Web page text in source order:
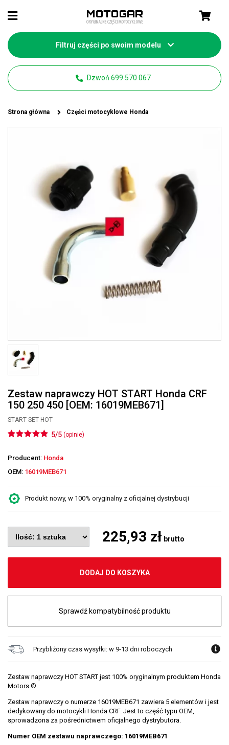
Filtruj części po swoim modelu
Dzwoń 699 570 067
Strona główna Części motocyklowe Honda
Zestaw naprawczy HOT START Honda CRF
150 250 450 [OEM: 16019MEB671]
START SET HOT
5/5 (opinie)
Producent: Honda
OEM: 16019MEB671
Produkt nowy, w 100% oryginalny z oficjalnej dystrybucji
225,93 zł brutto
DODAJ DO KOSZYKA
Sprawdź kompatybilność produktu
Przybliżony czas wysyłki: w 9-13 dni roboczych
Zestaw naprawczy HOT START jest 100% oryginalnym produktem Honda
Motors ®.
Zestaw naprawczy o numerze 16019MEB671 zawiera 5 elementów i jest
dedykowany do motocykli Honda CRF. Jest to część typu OEM,
sprowadzona za pośrednictwem oficjalnego dystrybutora.
Numer OEM zestawu naprawczego: 16019MEB671